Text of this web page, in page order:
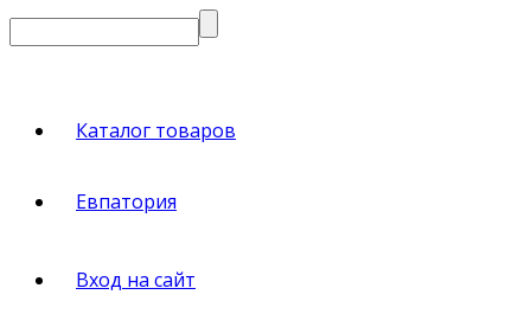
Каталог товаров
Евпатория
Вход на сайт